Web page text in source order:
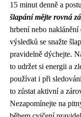
15 minut denně a
šlapání mějte rovná
hrbení nebo naklánění
výsledků se snažte
pravidelně dýchejte.
to udržet si energii a
používat i při
to zůstat aktivní a
Nezapomínejte na